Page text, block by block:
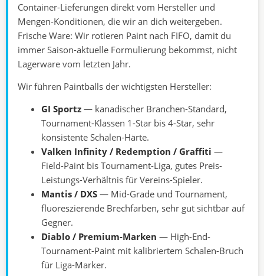
Container-Lieferungen direkt vom Hersteller und
Mengen-Konditionen, die wir an dich weitergeben.
Frische Ware: Wir rotieren Paint nach FIFO, damit du
immer Saison-aktuelle Formulierung bekommst, nicht
Lagerware vom letzten Jahr.
Wir führen Paintballs der wichtigsten Hersteller:
GI Sportz — kanadischer Branchen-Standard,
Tournament-Klassen 1-Star bis 4-Star, sehr
konsistente Schalen-Härte.
Valken Infinity / Redemption / Graffiti —
Field-Paint bis Tournament-Liga, gutes Preis-
Leistungs-Verhältnis für Vereins-Spieler.
Mantis / DXS — Mid-Grade und Tournament,
fluoreszierende Brechfarben, sehr gut sichtbar auf
Gegner.
Diablo / Premium-Marken — High-End-
Tournament-Paint mit kalibriertem Schalen-Bruch
für Liga-Marker.